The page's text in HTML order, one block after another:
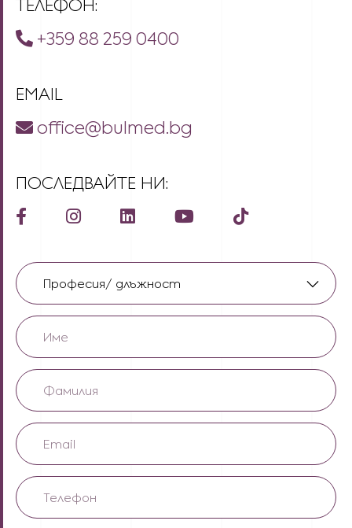
ТЕЛЕФОН:
+359 88 259 0400
EMAIL
office@bulmed.bg
ПОСЛЕДВАЙТЕ НИ:
Професия/
длъжност
(Задължителни)
Име
(Задължителни)
Фамилия
(Задължителни)
Email
(Задължителни)
Phone
(Задължителни)